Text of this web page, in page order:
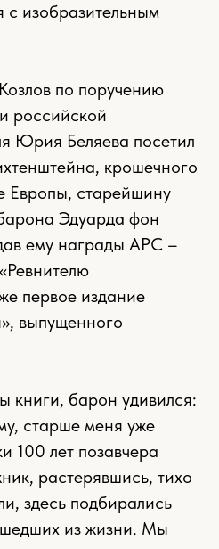
с изобразительным
по поручению
российской
Юрия Беляева посетил
крошечного
Европы, старейшину
Эдуарда фон
ему награды АРС –
первое издание
выпущенного
книги, барон удивился:
старше меня уже
100 лет позавчера
растерявшись, тихо
здесь подбирались
из жизни. Мы